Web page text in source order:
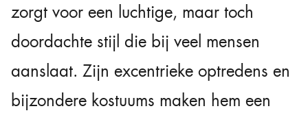
zorgt voor een luchtige, maar toch
doordachte stijl die bij veel mensen
aanslaat. Zijn excentrieke optredens en
bijzondere kostuums maken hem een